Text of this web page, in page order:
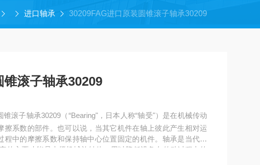
进口轴承 30209FAG进口原装圆锥滚子轴承30209
滚子轴承30209
锥滚子轴承30209（“Bearing"，日本人称“轴受"）是在机械传动
擦系数的部件。也可以说，当其它机件在轴上彼此产生相对运
程中的摩擦系数和保持轴中心位置固定的机件。轴承是当代机
的主要功能是支撑机械旋转体，用以降低设备在传动过程中的